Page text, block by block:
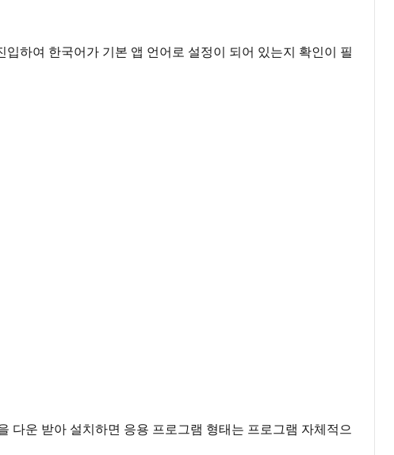
하여 한국어가 기본 앱 언어로 설정이 되어 있는지 확인이 필
다운 받아 설치하면 응용 프로그램 형태는 프로그램 자체적으